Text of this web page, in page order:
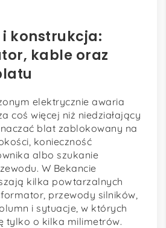
konstrukcja:
kable oraz
elektrycznie awaria
coś więcej niż niedziałający
blat zablokowany na
konieczność
albo szukanie
W Bekancie
kilka powtarzalnych
przewody silników,
i sytuacje, w których
tylko o kilka milimetrów.